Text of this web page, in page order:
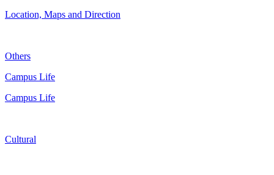
Location, Maps and Direction
Others
Campus Life
Campus Life
Cultural